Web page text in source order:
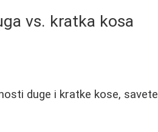
vs. kratka kosa
duge i kratke kose, savete